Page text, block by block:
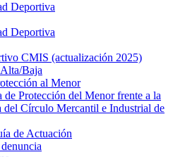
Deportiva
Deportiva
CMIS (actualización 2025)
Baja
al Menor
de Protección del Menor frente a la
del Círculo Mercantil e Industrial de
de Actuación